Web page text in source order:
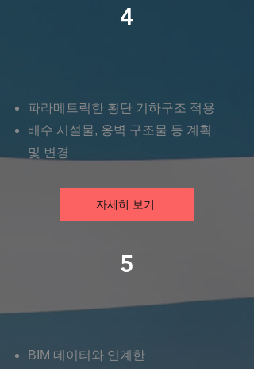
4
파라메트릭한 횡단 기하구조 적용
​배수 시설물, 옹벽 구조물 등 계획
및 변경
자세히 보기
5
BIM 데이터와 연계한